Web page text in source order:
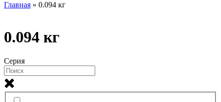
Главная » 0.094 кг
0.094 кг
Серия